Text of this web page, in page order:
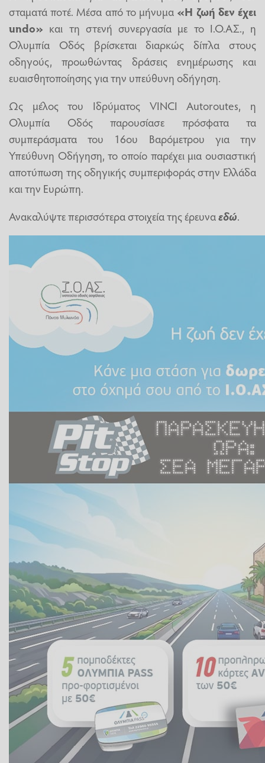
σταματά ποτέ. Μέσα από το μήνυμα «Η ζωή δεν έχει
undo» και τη στενή συνεργασία με το Ι.Ο.ΑΣ., η
Ολυμπία Οδός βρίσκεται διαρκώς δίπλα στους
οδηγούς, προωθώντας δράσεις ενημέρωσης και
ευαισθητοποίησης για την υπεύθυνη οδήγηση.
Ως μέλος του Ιδρύματος VINCI Autoroutes, η
Ολυμπία Οδός παρουσίασε πρόσφατα τα
συμπεράσματα του 16ου Βαρόμετρου για την
Υπεύθυνη Οδήγηση, το οποίο παρέχει μια ουσιαστική
αποτύπωση της οδηγικής συμπεριφοράς στην Ελλάδα
και την Ευρώπη.
Ανακαλύψτε περισσότερα στοιχεία της έρευναεδώ.